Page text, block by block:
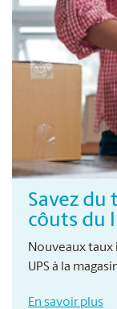
Savez du
côuts du
Nouveaux taux
UPS à la
En savoir plus